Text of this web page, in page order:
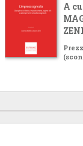
A
ZENI